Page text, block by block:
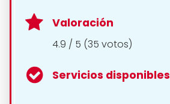
Valoración
4.9 / 5 (35 votos)
Servicios disponibles